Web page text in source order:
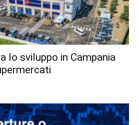
lo sviluppo in Campania